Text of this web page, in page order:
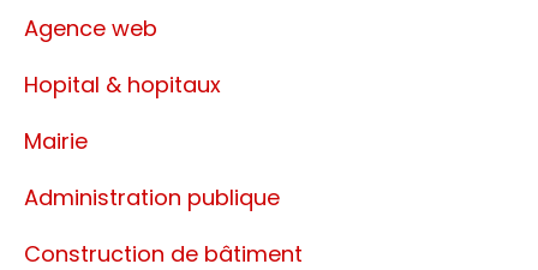
Agence web
Hopital & hopitaux
Mairie
Administration publique
Construction de bâtiment